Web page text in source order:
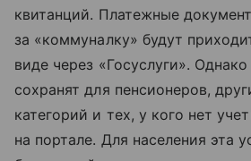
квитанций. Платежные
за «коммуналку» будут
виде через «Госуслуги».
сохранят для пенсионеров,
категорий и тех, у кого нет
на портале. Для населения эта